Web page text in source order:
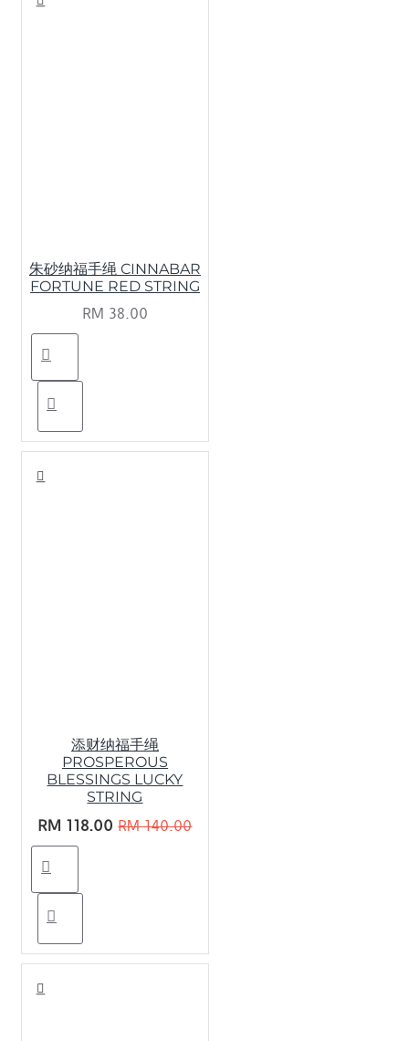
朱砂纳福手绳 CINNABAR
FORTUNE RED STRING
RM 38.00
添财纳福手绳
PROSPEROUS
BLESSINGS LUCKY
STRING
RM 118.00 RM 140.00